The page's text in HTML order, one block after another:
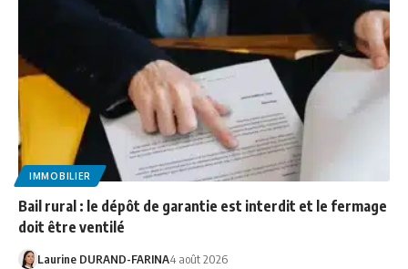
IMMOBILIER
Bail rural : le dépôt de garantie est interdit et le fermage
doit être ventilé
Laurine DURAND-FARINA4 août 2026